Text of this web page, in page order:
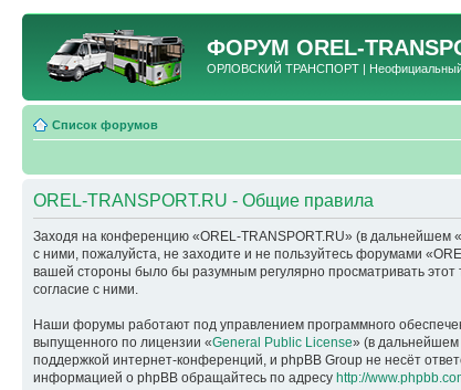
ФОРУМ OREL-
ОРЛОВСКИЙ ТРАНСПОРТ | Неофициальный
Список форумов
OREL-TRANSPORT.RU - Общие правила
Заходя на конференцию «OREL-TRANSPORT.RU» (в дальнейшем
с ними, пожалуйста, не заходите и не пользуйтесь форумами
вашей стороны было бы разумным регулярно просматривать этот
согласие с ними.
Наши форумы работают под управлением программного
выпущенного по лицензии «General Public License» (в дальнейшем
поддержкой интернет-конференций, и phpBB Group не несёт
информацией о phpBB обращайтесь по адресу http://